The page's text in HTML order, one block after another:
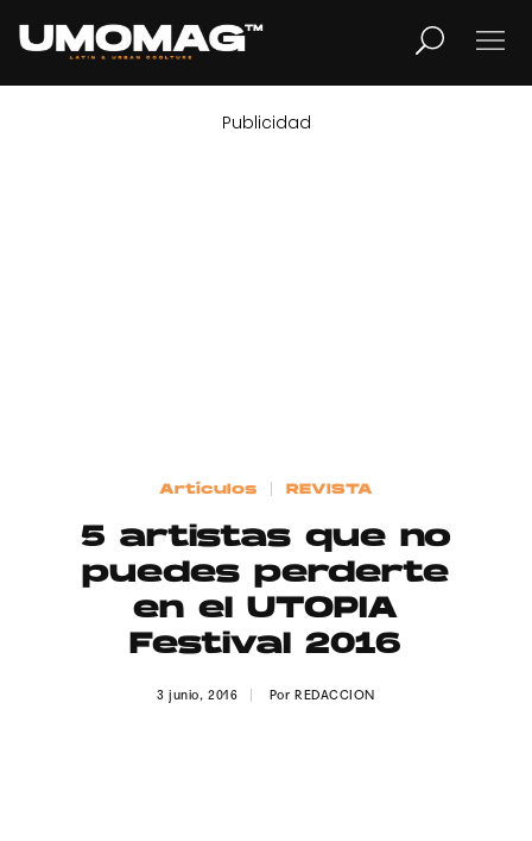
LIFESTYLE
Contacto
Aviso Legal
Publicidad
Artículos REVISTA
5 artistas que no
puedes perderte
en el UTOPIA
Festival 2016
3 junio, 2016 Por REDACCION